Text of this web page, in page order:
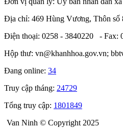
Địa chỉ: 469 Hùng Vương, Thôn số
Điện thoại: 0258 - 3840220 - Fax:
Hộp thư: vn@khanhhoa.gov.vn;
Đang online: 34
Truy cập tháng: 24729
Tổng truy cập: 1801849
Van Ninh © Copyright 2025